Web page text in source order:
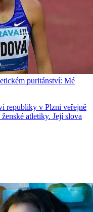
puritánství: Mé
republiky v Plzni veřejně
atletiky. Její slova